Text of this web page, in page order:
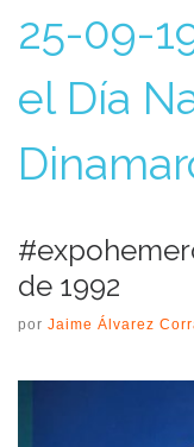
25-09-
el Día
de 1992
por Jaime Álvarez